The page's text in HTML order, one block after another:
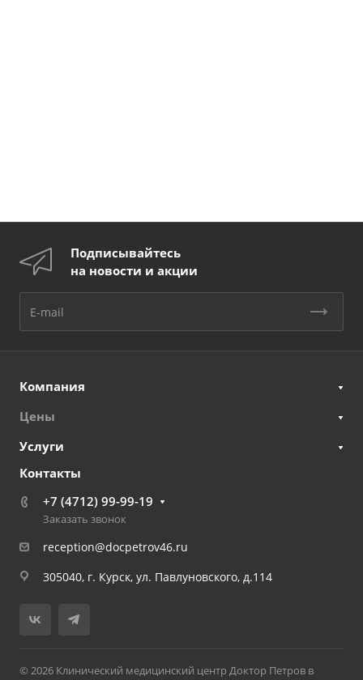
Подписывайтесь
на новости и акции
Компания
Цены
Услуги
Контакты
+7 (4712) 99-99-19
Заказать звонок
reception@docpetrov46.ru
305040, г. Курск, ул. Павлуновского, д.114
© 2026 Клинический медицинский центр Доктор Петров в